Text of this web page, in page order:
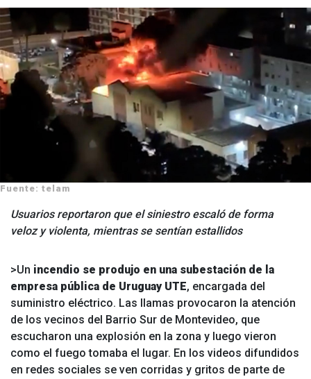
Fuente: telam
Usuarios reportaron que el siniestro escaló de forma
veloz y violenta, mientras se sentían estallidos
>Un incendio se produjo en una subestación de la
empresa pública de Uruguay UTE, encargada del
suministro eléctrico. Las llamas provocaron la atención
de los vecinos del Barrio Sur de Montevideo, que
escucharon una explosión en la zona y luego vieron
como el fuego tomaba el lugar. En los videos difundidos
en redes sociales se ven corridas y gritos de parte de